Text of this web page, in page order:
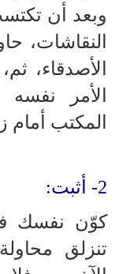
وبعد أن
النقاشات،
الأصدقاء،
الأمر
المكتب أمام
2- أثبت:
كوّن نفسك
تنزلق